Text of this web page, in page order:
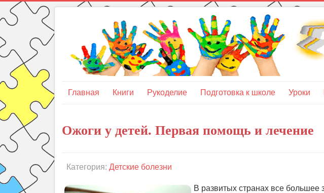
Главная Книги Рукоделие Подготовка к школе Уроки
Ожоги у детей. Первая помощь и лечение
Категория: Детские болезни
В развитых странах все большее